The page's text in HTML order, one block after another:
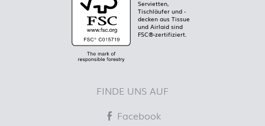
Servietten,
Tischläufer und -
decken aus Tissue
und Airlaid sind
FSC®-zertifiziert.
FINDE UNS AUF
Facebook